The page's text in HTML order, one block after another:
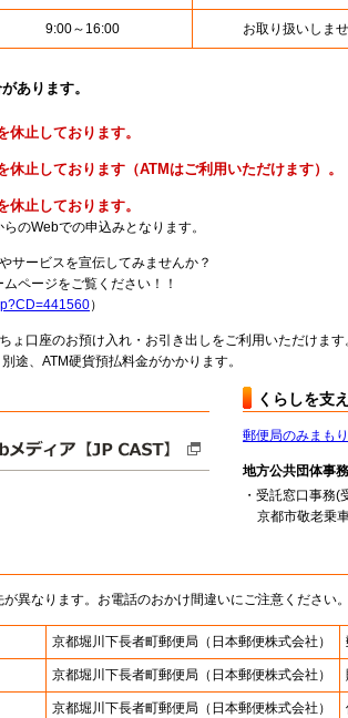
9:00～16:00 お取り扱いしま
あります。
止しております。
止しております（ATMはご利用いただけます）。
止しております。
のWebでの申込みとなります。
サービスを宣伝してみませんか？
ページをご覧ください！！
）
ょ口座のお預け入れ・お引き出しをご利用いただけます
途、ATM硬貨預払料金がかかります。
くらしを支
郵便局のみまも
地方公共団体事務
・受託窓口事務(
京都市敬老乗
異なります。お電話のおかけ間違いにご注意ください。
京都堀川下長者町郵便局 （日本郵便株式会社）
京都堀川下長者町郵便局 （日本郵便株式会社）
京都堀川下長者町郵便局 （日本郵便株式会社）